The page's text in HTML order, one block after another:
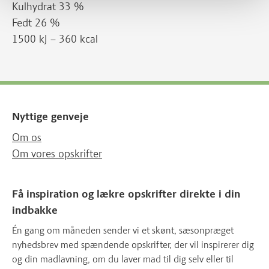
Kulhydrat 33 %
Fedt 26 %
1500 kJ – 360 kcal
Nyttige genveje
Om os
Om vores opskrifter
Få inspiration og lækre opskrifter direkte i din
indbakke
Én gang om måneden sender vi et skønt, sæsonpræget
nyhedsbrev med spændende opskrifter, der vil inspirerer dig
og din madlavning, om du laver mad til dig selv eller til